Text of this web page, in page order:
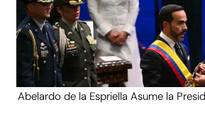
Abelardo de la Espriella Asume la